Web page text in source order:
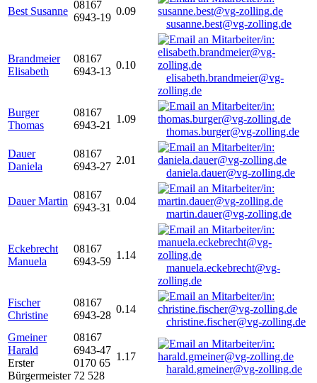
Best Susanne
08167
6943-19
0.09
susanne.best@vg-zolling.de
Brandmeier
Elisabeth
08167
6943-13
0.10
elisabeth.brandmeier@vg-
zolling.de
Burger
Thomas
08167
6943-21
1.09
thomas.burger@vg-zolling.de
Dauer
Daniela
08167
6943-27
2.01
daniela.dauer@vg-zolling.de
Dauer Martin
08167
6943-31
0.04
martin.dauer@vg-zolling.de
Eckebrecht
Manuela
08167
6943-59
1.14
manuela.eckebrecht@vg-
zolling.de
Fischer
Christine
08167
6943-28
0.14
christine.fischer@vg-zolling.de
Gmeiner
Harald
Erster
Bürgermeister
08167
6943-47
0170 65
72 528
1.17
harald.gmeiner@vg-zolling.de